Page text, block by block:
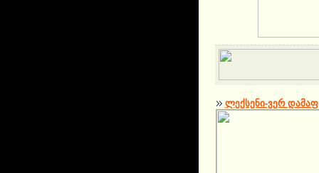
ლექსენი-ვერ